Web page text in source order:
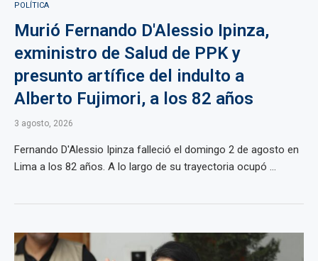
POLÍTICA
Murió Fernando D'Alessio Ipinza,
exministro de Salud de PPK y
presunto artífice del indulto a
Alberto Fujimori, a los 82 años
3 agosto, 2026
Fernando D'Alessio Ipinza falleció el domingo 2 de agosto en
Lima a los 82 años. A lo largo de su trayectoria ocupó ...